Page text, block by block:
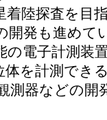
着陸探査を目
開発も進めて
の電子計測装
体を計測でき
測器などの開